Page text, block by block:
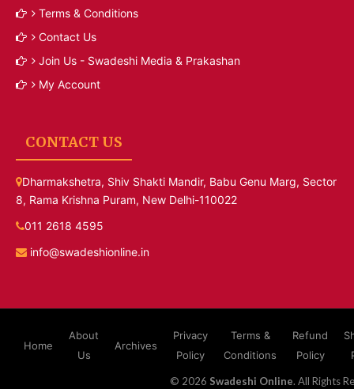
Terms & Conditions
Contact Us
Join Us - Swadeshi Media & Prakashan
My Account
CONTACT US
Dharmakshetra, Shiv Shakti Mandir, Babu Genu Marg, Sector
8, Rama Krishna Puram, New Delhi-110022
011 2618 4595
info@swadeshionline.in
Home
About
Us
Archives
Privacy
Policy
Terms &
Conditions
Refund
Policy
© 2026 Swadeshi Online. All Rights